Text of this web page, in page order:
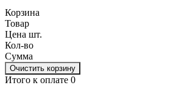
Корзина
Товар
Цена шт.
Кол-во
Сумма
Очистить корзину
Итого к оплате 0